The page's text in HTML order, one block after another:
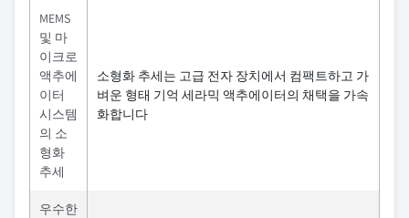
MEMS
및 마
이크로
액추에
이터
시스템
의 소
형화
추세
소형화 추세는 고급 전자 장치에서 컴팩트하고 가
벼운 형태 기억 세라믹 액추에이터의 채택을 가속
화합니다
우수한